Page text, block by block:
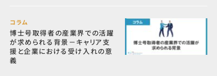
コラム
博士号取得者の産業界での活躍
が求められる背景－キャリア支
援と企業における受け入れの意
義